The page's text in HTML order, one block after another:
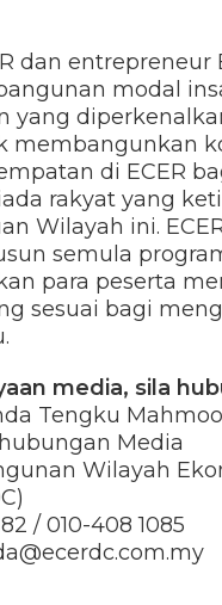
dan entrepreneur
modal
yang
membangunkan
di ECER
rakyat yang
Wilayah ini.
semula
para peserta
sesuai bagi
media, sila
Tengku
Media
Wilayah
/ 010-408 1085